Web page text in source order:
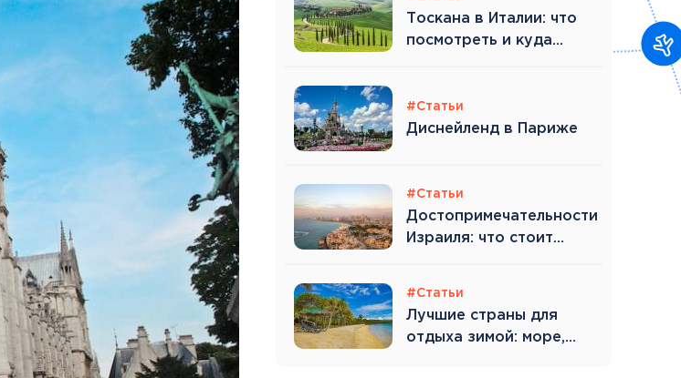
Германия
Дания
Япония
Смотреть все
Тоскана в Италии: что
посмотреть и куда
#Статьи
Диснейленд в Париже
#Статьи
Достопримечательности
Израиля: что стоит
#Статьи
Лучшие страны для
отдыха зимой: море,